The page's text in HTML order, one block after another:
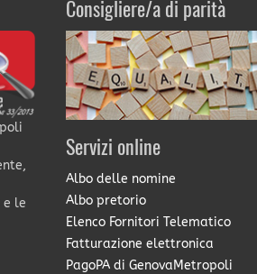
e le
Consigliere/a di parità
Servizi online
Albo delle nomine
Albo pretorio
Elenco Fornitori Telematico
Fatturazione elettronica
PagoPA di GenovaMetropoli